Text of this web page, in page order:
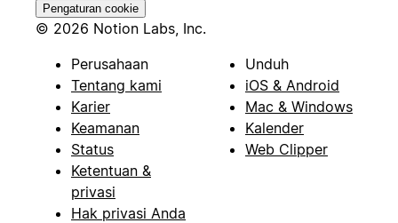
Pengaturan cookie
© 2026 Notion Labs, Inc.
Perusahaan
Tentang kami
Karier
Keamanan
Status
Ketentuan &
privasi
Hak privasi Anda
Unduh
iOS & Android
Mac & Windows
Kalender
Web Clipper